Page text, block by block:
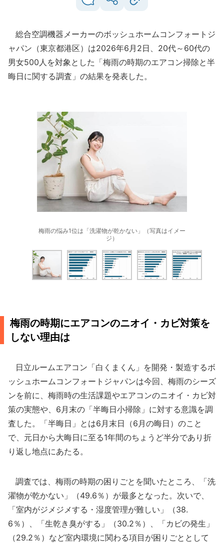
総合空調機器メーカーのボッシュホームコンフォートジ
ャパン（東京都港区）は2026年6月2日、20代～60代の
男女500人を対象とした「梅雨の時期のエアコン掃除と半
晦日に関する調査」の結果を発表した。
梅雨の悩み1位は「洗濯物が乾かない」（写真はイメー
ジ）
梅雨の時期にエアコンのニオイ・カビ対策を
しない理由は
日立ルームエアコン「白くまくん」を開発・製造するボ
ッシュホームコンフォートジャパンは今回、梅雨のシーズ
ンを前に、梅雨時の生活課題やエアコンのニオイ・カビ対
策の実態や、6月末の「半晦日小掃除」に対する意識を調
査した。「半晦日」とは6月末日（6月の晦日）のこと
で、元日から大晦日に至る1年間のちょうど半分であり折
り返し地点にあたる。
調査では、梅雨の時期の困りごとを聞いたところ、「洗
濯物が乾かない」（49.6％）が最多となった。次いで、
「室内がジメジメする・湿度管理が難しい」（38.
6％）、「生乾き臭がする」（30.2％）、「カビの発生」
（29.2％）など室内環境に関わる項目が困りごととして